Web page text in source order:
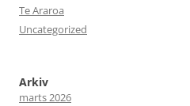
Te Araroa
Uncategorized
Arkiv
marts 2026